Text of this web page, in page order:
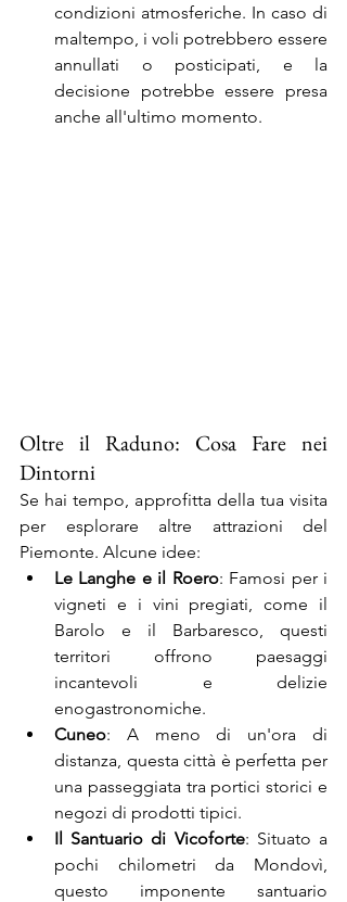
condizioni atmosferiche. In caso di
maltempo, i voli potrebbero essere
annullati o posticipati, e la
decisione potrebbe essere presa
anche all'ultimo momento.
Oltre il Raduno: Cosa Fare nei
Dintorni
Se hai tempo, approfitta della tua visita
per esplorare altre attrazioni del
Piemonte. Alcune idee:
Le Langhe e il Roero: Famosi per i
vigneti e i vini pregiati, come il
Barolo e il Barbaresco, questi
territori offrono paesaggi
incantevoli e delizie
enogastronomiche.
Cuneo: A meno di un'ora di
distanza, questa città è perfetta per
una passeggiata tra portici storici e
negozi di prodotti tipici.
Il Santuario di Vicoforte: Situato a
pochi chilometri da Mondovì,
questo imponente santuario